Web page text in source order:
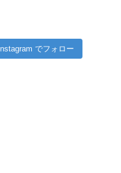
Instagram でフォロー